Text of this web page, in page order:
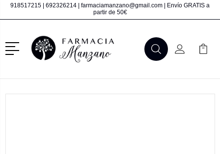
918517215 692326214 farmaciamanzano@gmail.com | Envío GRATIS a
partir de 50€
Menú
BuscarMi Cuenta
Mi